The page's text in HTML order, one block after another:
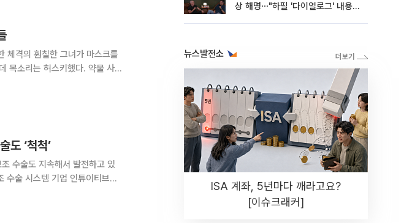
목소리는 허스키했다. 약물 사용
도 ‘척척’
수술도 지속해서 발전하고 있
년 '
상 해명⋯"하필 '다이얼로그' 내용이
뉴스발전소
ISA 계좌, 5년마다 깨라고요?
[이슈크래커]